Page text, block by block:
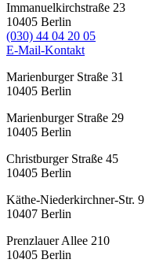
Immanuelkirchstraße 23
10405 Berlin
(030) 44 04 20 05
E-Mail-Kontakt
Marienburger Straße 31
10405 Berlin
Marienburger Straße 29
10405 Berlin
Christburger Straße 45
10405 Berlin
Käthe-Niederkirchner-Str. 9
10407 Berlin
Prenzlauer Allee 210
10405 Berlin